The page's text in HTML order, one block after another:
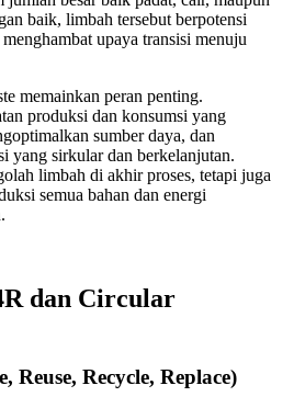
baik, limbah tersebut berpotensi
upaya transisi menuju
memainkan peran penting.
produksi dan konsumsi yang
sumber daya, dan
yang sirkular dan berkelanjutan.
limbah di akhir proses, tetapi juga
semua bahan dan energi
dan Circular
Reuse, Recycle, Replace)